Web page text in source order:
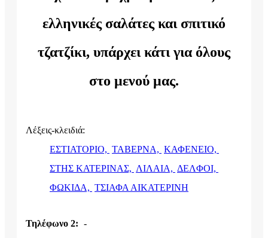
ελληνικές σαλάτες και σπιτικό
τζατζίκι, υπάρχει κάτι για όλους
στο μενού μας.
Λέξεις-κλειδιά:
ΕΣΤΙΑΤΟΡΙΟ, ΤΑΒΕΡΝΑ, ΚΑΦΕΝΕΙΟ,
ΣΤΗΣ ΚΑΤΕΡΙΝΑΣ, ΛΙΛΑΙΑ, ΔΕΛΦΟΙ,
ΦΩΚΙΔΑ, ΤΣΙΑΦΑ ΑΙΚΑΤΕΡΙΝΗ
Τηλέφωνο 2: -